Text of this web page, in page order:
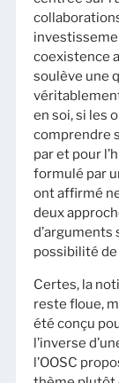
coexistence
soulève une
en soi, si les
comprendre
par et pour
formulé par
ont affirmé
deux
d’arguments
possibilité
Certes, la
reste floue,
été conçu
l’inverse
l’OOSC